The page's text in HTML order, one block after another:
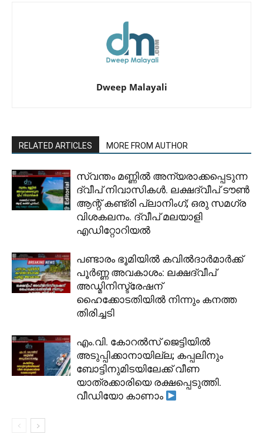
Dweep Malayali
RELATED ARTICLES MORE FROM AUTHOR
സ്വന്തം മണ്ണിൽ അന്യരാക്കപ്പെടുന്ന
ദ്വീപ് നിവാസികൾ. ലക്ഷദ്വീപ് ടൗൺ
ആന്റ് കണ്ട്രി പ്ലാനിംഗ്; ഒരു സമഗ്ര
വിശകലനം. ദ്വീപ് മലയാളി
എഡിറ്റോറിയൽ
പണ്ടാരം ഭൂമിയിൽ കവിൽദാർമാർക്ക്
പൂർണ്ണ അവകാശം: ലക്ഷദ്വീപ്
അഡ്മിനിസ്ട്രേഷന്
ഹൈക്കോടതിയിൽ നിന്നും കനത്ത
തിരിച്ചടി
​എം.വി. കോറൽസ് ജെട്ടിയിൽ
അടുപ്പിക്കാനായില്ല; കപ്പലിനും
ബോട്ടിനുമിടയിലേക്ക് വീണ
യാത്രക്കാരിയെ രക്ഷപ്പെടുത്തി.
വീഡിയോ കാണാം